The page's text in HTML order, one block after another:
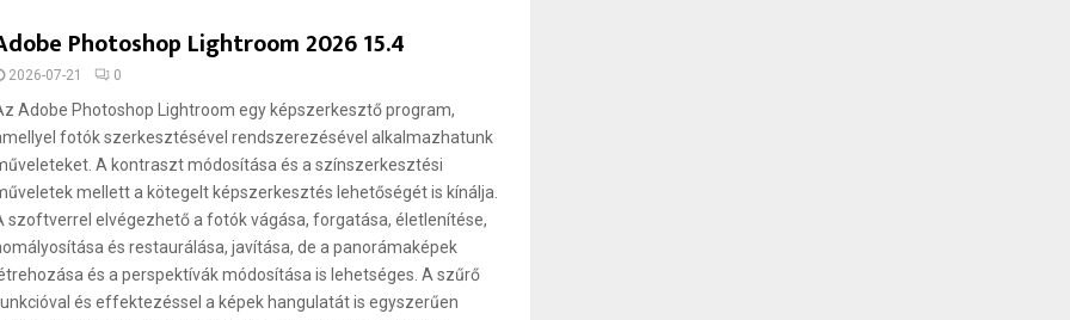
Photoshop Lightroom 2026 15.4
2026-07-21 0
Adobe Photoshop Lightroom egy képszerkesztő program,
fotók szerkesztésével rendszerezésével alkalmazhatunk
A kontraszt módosítása és a színszerkesztési
mellett a kötegelt képszerkesztés lehetőségét is kínálja.
szoftverrel elvégezhető a fotók vágása, forgatása, életlenítése,
és restaurálása, javítása, de a panorámaképek
és a perspektívák módosítása is lehetséges. A szűrő
és effektezéssel a képek hangulatát is egyszerűen